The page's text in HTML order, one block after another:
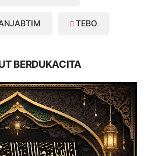
TEBO
BERDUKACITA